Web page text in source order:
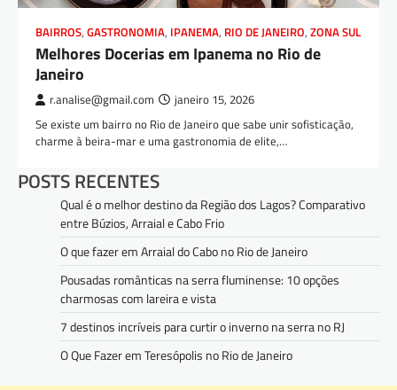
BAIRROS, GASTRONOMIA, IPANEMA, RIO DE JANEIRO, ZONA SUL
Melhores Docerias em Ipanema no Rio de
Janeiro
r.analise@gmail.com janeiro 15, 2026
Se existe um bairro no Rio de Janeiro que sabe unir sofisticação,
charme à beira-mar e uma gastronomia de elite,…
POSTS RECENTES
Qual é o melhor destino da Região dos Lagos? Comparativo
entre Búzios, Arraial e Cabo Frio
O que fazer em Arraial do Cabo no Rio de Janeiro
Pousadas românticas na serra fluminense: 10 opções
charmosas com lareira e vista
7 destinos incríveis para curtir o inverno na serra no RJ
O Que Fazer em Teresópolis no Rio de Janeiro